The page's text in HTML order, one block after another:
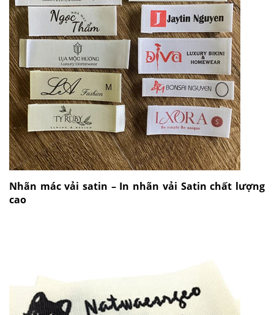
Nhãn mác vải satin – In nhãn vải Satin chất lượng
cao